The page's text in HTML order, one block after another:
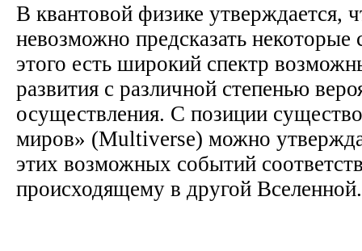
В квантовой физике утверждается,
невозможно предсказать
этого есть широкий спектр
развития с различной степенью
осуществления. С позиции
миров» (Multiverse) можно
этих возможных событий
происходящему в другой